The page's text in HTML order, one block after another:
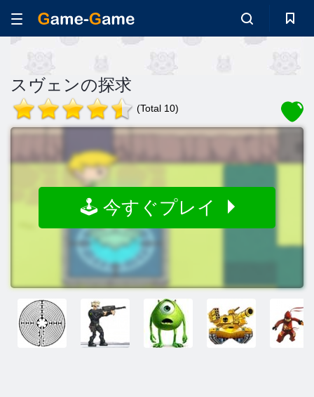
スヴェンの探求
(Total 10)
🕹️ 今すぐプレイ